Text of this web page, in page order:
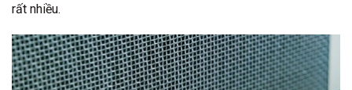
rất nhiều.